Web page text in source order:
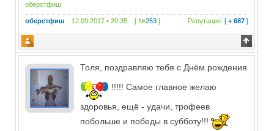
оберстфиш
оберстфиш 12.09.2017 • 20:35 [ №253 ] Репутация: [+ 687 ]
Толя, поздравляю тебя с Днём рождения
!!!!! Самое главное желаю
здоровья, ещё - удачи, трофеев
побольше и победы в субботу!!!